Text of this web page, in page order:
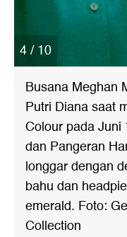
4 / 10
Busana Meghan
Putri Diana saat
Colour pada Juni
dan Pangeran
longgar dengan
bahu dan
emerald. Foto:
Collection